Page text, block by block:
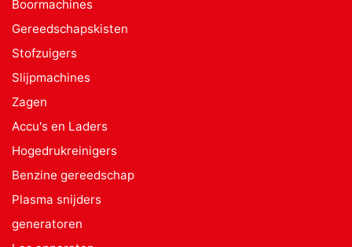
Boormachines
Gereedschapskisten
Stofzuigers
Slijpmachines
Zagen
Accu's en Laders
Hogedrukreinigers
Benzine gereedschap
Plasma snijders
generatoren